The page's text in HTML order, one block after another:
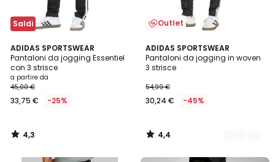
Saldi
ADIDAS SPORTSWEAR
Pantaloni da jogging Essentiel
con 3 strisce
a partire da
45,00 €
33,75 € -25%
4,3
/ 5
4,3
/
Outlet
ADIDAS SPORTSWEAR
Pantaloni da jogging in woven
3 strisce
54,99 €
30,24 € -45%
4,4
/ 5
2
Colori
4,4
/